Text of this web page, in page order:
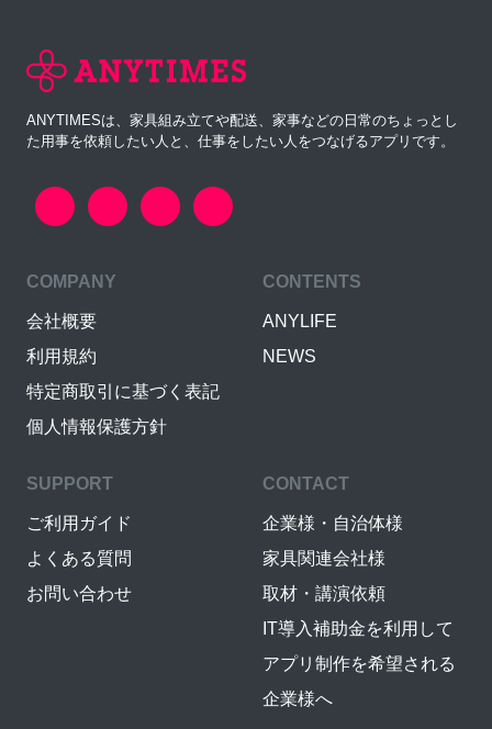
ANYTIMESは、家具組み立てや配送、家事などの日常のちょっとし
た用事を依頼したい人と、仕事をしたい人をつなげるアプリです。
COMPANY
会社概要
利用規約
特定商取引に基づく表記
個人情報保護方針
CONTENTS
ANYLIFE
NEWS
SUPPORT
ご利用ガイド
よくある質問
お問い合わせ
CONTACT
企業様・自治体様
家具関連会社様
取材・講演依頼
IT導入補助金を利用して
アプリ制作を希望される
企業様へ